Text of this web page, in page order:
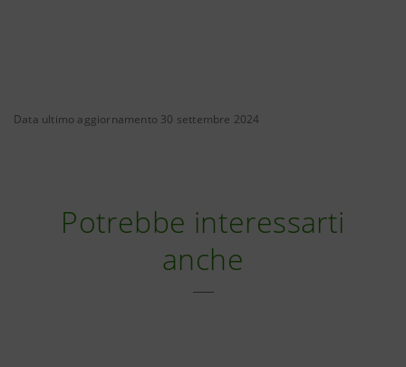
Data ultimo aggiornamento 30 settembre 2024
Potrebbe interessarti
anche